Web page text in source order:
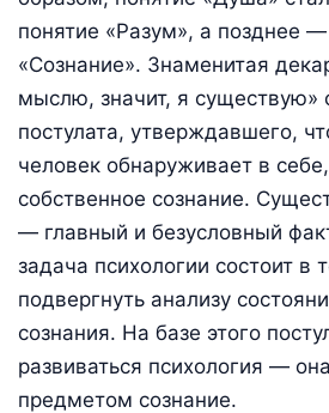
понятие «Разум», а позднее
«Сознание». Знаменитая
мыслю, значит, я существую»
постулата, утверждавшего,
человек обнаруживает в
собственное сознание.
— главный и безусловный
задача психологии состоит в
подвергнуть анализу
сознания. На базе этого
развиваться психология —
предметом сознание.